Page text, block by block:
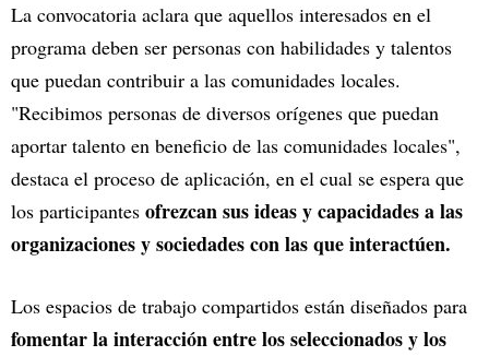
La convocatoria aclara que aquellos interesados en el
programa deben ser personas con habilidades y talentos
que puedan contribuir a las comunidades locales.
"Recibimos personas de diversos orígenes que puedan
aportar talento en beneficio de las comunidades locales",
destaca el proceso de aplicación, en el cual se espera que
los participantes ofrezcan sus ideas y capacidades a las
organizaciones y sociedades con las que interactúen.
Los espacios de trabajo compartidos están diseñados para
fomentar la interacción entre los seleccionados y los